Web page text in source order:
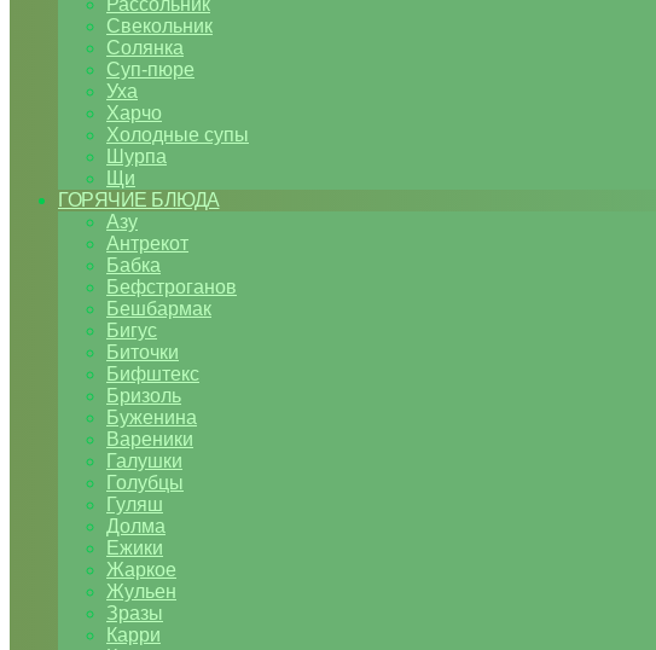
Рассольник
Свекольник
Солянка
Суп-пюре
Уха
Харчо
Холодные супы
Шурпа
Щи
ГОРЯЧИЕ БЛЮДА
Азу
Антрекот
Бабка
Бефстроганов
Бешбармак
Бигус
Биточки
Бифштекс
Бризоль
Буженина
Вареники
Галушки
Голубцы
Гуляш
Долма
Ежики
Жаркое
Жульен
Зразы
Карри